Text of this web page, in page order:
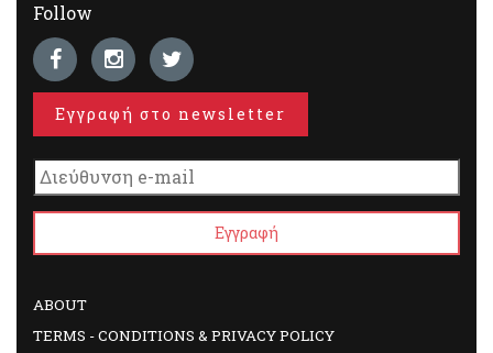
Follow
Εγγραφή στο newsletter
ABOUT
TERMS - CONDITIONS & PRIVACY POLICY